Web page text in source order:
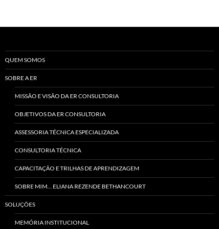
posts
QUEM SOMOS
SOBRE A ER
MISSÃO E VISÃO DA ER CONSULTORIA
OBJETIVOS DA ER CONSULTORIA
ASSESSORIA TÉCNICA ESPECIALIZADA
CONSULTORIA TÉCNICA
CAPACITAÇÃO E TRILHAS DE APRENDIZAGEM
SOBRE MIM… ELIANA REZENDE BETHANCOURT
SOLUÇÕES
MEMÓRIA INSTITUCIONAL